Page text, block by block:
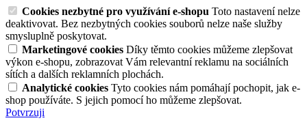
Cookies nezbytné pro využívání e-shopu Toto nastavení nelze
deaktivovat. Bez nezbytných cookies souborů nelze naše služby
smysluplně poskytovat.
Marketingové cookies Díky těmto cookies můžeme zlepšovat
výkon e-shopu, zobrazovat Vám relevantní reklamu na sociálních
sítích a dalších reklamních plochách.
Analytické cookies Tyto cookies nám pomáhají pochopit, jak e-
shop používáte. S jejich pomocí ho můžeme zlepšovat.
Potvrzuji